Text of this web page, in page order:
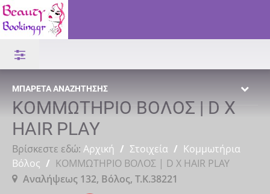
ΜΠΑΡΈΤΑ ΑΝΑΖΉΤΗΣΗΣ
ΚΟΜΜΩΤΗΡΙΟ ΒΟΛΟΣ | D X
HAIR PLAY
Βρίσκεστε εδώ: Αρχική / Στοιχεία / Κομμωτήρια
Βόλος / ΚΟΜΜΩΤΗΡΙΟ ΒΟΛΟΣ | D X HAIR PLAY
Αναλήψεως 132, Βόλος, Τ.Κ.38221